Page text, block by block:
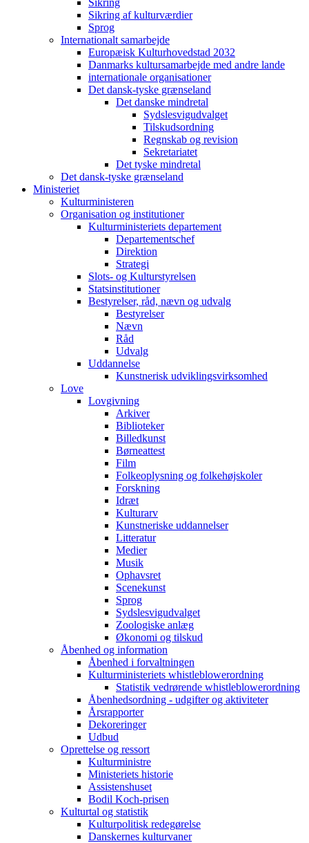
Sikring
Sikring af kulturværdier
Sprog
Internationalt samarbejde
Europæisk Kulturhovedstad 2032
Danmarks kultursamarbejde med andre lande
internationale organisationer
Det dansk-tyske grænseland
Det danske mindretal
Sydslesvigudvalget
Tilskudsordning
Regnskab og revision
Sekretariatet
Det tyske mindretal
Det dansk-tyske grænseland
Ministeriet
Kulturministeren
Organisation og institutioner
Kulturministeriets departement
Departementschef
Direktion
Strategi
Slots- og Kulturstyrelsen
Statsinstitutioner
Bestyrelser, råd, nævn og udvalg
Bestyrelser
Nævn
Råd
Udvalg
Uddannelse
Kunstnerisk udviklingsvirksomhed
Love
Lovgivning
Arkiver
Biblioteker
Billedkunst
Børneattest
Film
Folkeoplysning og folkehøjskoler
Forskning
Idræt
Kulturarv
Kunstneriske uddannelser
Litteratur
Medier
Musik
Ophavsret
Scenekunst
Sprog
Sydslesvigudvalget
Zoologiske anlæg
Økonomi og tilskud
Åbenhed og information
Åbenhed i forvaltningen
Kulturministeriets whistleblowerordning
Statistik vedrørende whistleblowerordning
Åbenhedsordning - udgifter og aktiviteter
Årsrapporter
Dekoreringer
Udbud
Oprettelse og ressort
Kulturministre
Ministeriets historie
Assistenshuset
Bodil Koch-prisen
Kulturtal og statistik
Kulturpolitisk redegørelse
Danskernes kulturvaner